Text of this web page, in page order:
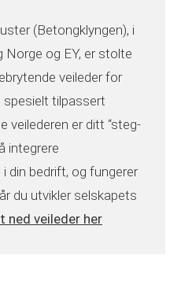
(Betongklyngen), i
og EY, er stolte
veileder for
tilpassert
veilederen er ditt “steg-
integrere
din bedrift, og fungerer
du utvikler selskapets
ned veileder her